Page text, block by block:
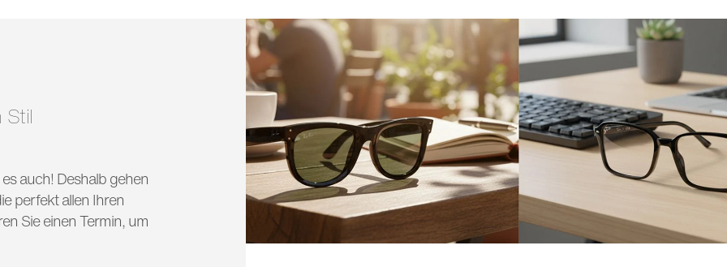
Stil
auch! Deshalb gehen
perfekt allen Ihren
Sie einen Termin, um